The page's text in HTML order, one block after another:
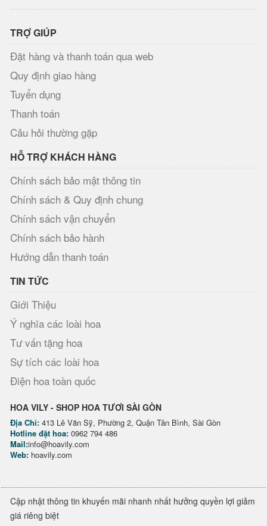
TRỢ GIÚP
Đặt hàng và thanh toán qua web
Quy định giao hàng
Tuyển dụng
Thanh toán
Câu hỏi thường gặp
HỖ TRỢ KHÁCH HÀNG
Chính sách bảo mật thông tin
Chính sách & Quy định chung
Chính sách vận chuyển
Chính sách bảo hành
Hướng dẫn thanh toán
TIN TỨC
Giới Thiệu
Ý nghĩa các loài hoa
Tư vấn tặng hoa
Sự tích các loài hoa
Điện hoa toàn quốc
HOA VILY - SHOP HOA TƯƠI SÀI GÒN
Địa Chỉ: 413 Lê Văn Sỹ, Phường 2, Quận Tân Bình, Sài Gòn
Hotline đặt hoa: 0962 794 486
Mail:info@hoavily.com
Web: hoavily.com
Cập nhật thông tin khuyến mãi nhanh nhất hưởng quyền lợi giảm
giá riêng biệt